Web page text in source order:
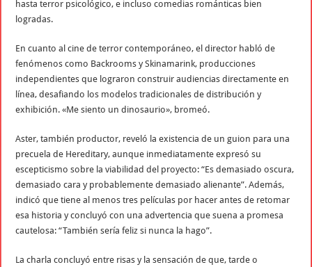
hasta terror psicológico, e incluso comedias románticas bien
logradas.
En cuanto al cine de terror contemporáneo, el director habló de
fenómenos como Backrooms y Skinamarink, producciones
independientes que lograron construir audiencias directamente en
línea, desafiando los modelos tradicionales de distribución y
exhibición. «Me siento un dinosaurio», bromeó.
Aster, también productor, reveló la existencia de un guion para una
precuela de Hereditary, aunque inmediatamente expresó su
escepticismo sobre la viabilidad del proyecto: “Es demasiado oscura,
demasiado cara y probablemente demasiado alienante”. Además,
indicó que tiene al menos tres películas por hacer antes de retomar
esa historia y concluyó con una advertencia que suena a promesa
cautelosa: “También sería feliz si nunca la hago”.
La charla concluyó entre risas y la sensación de que, tarde o